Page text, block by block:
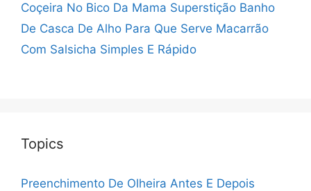
Coçeira No Bico Da Mama Superstição Banho
De Casca De Alho Para Que Serve Macarrão
Com Salsicha Simples E Rápido
Topics
Preenchimento De Olheira Antes E Depois